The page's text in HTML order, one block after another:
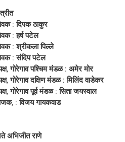
: दिपक ठाकुर
: हर्ष पटेल
: श्रीकला पिल्ले
: संदिप पटेल
गोरेगाव पश्चिम मंडळ : अमेर मोर
गोरेगाव दक्षिण मंडळ : मिलिंद वाडेकर
गोरेगाव पूर्व मंडळ : सिता जयस्वाल
: विजय गायकवाड
अभिजीत राणे